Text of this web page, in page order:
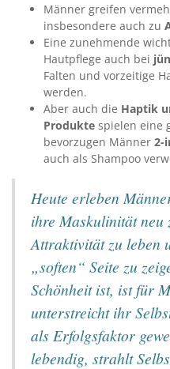
Männer greifen
insbesondere auch zu
Eine zunehmende
Hautpflege auch bei
Falten und vorzeitige
werden.
Aber auch die Haptik
Produkte spielen eine
bevorzugen Männer 2-
auch als Shampoo
Heute erleben
ihre Maskulinität neu
Attraktivität zu leben
„soften“ Seite zu
Schönheit ist, ist für
unterstreicht ihr
als Erfolgsfaktor
lebendig, strahlt